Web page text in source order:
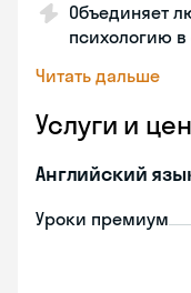
Объединяет
психологию в
Читать дальше
Услуги и
Английский
Уроки премиум